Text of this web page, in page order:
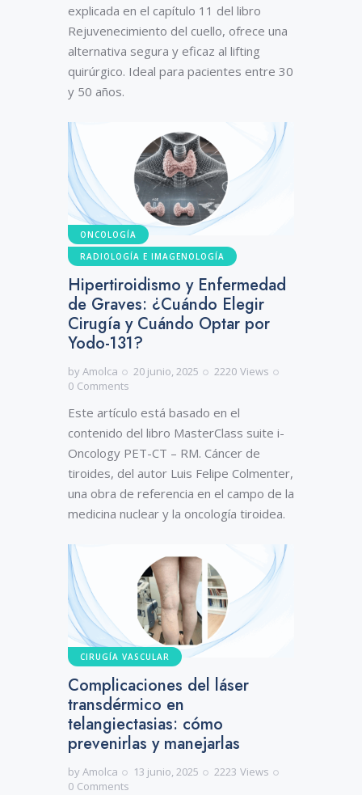
explicada en el capítulo 11 del libro
Rejuvenecimiento del cuello, ofrece una
alternativa segura y eficaz al lifting
quirúrgico. Ideal para pacientes entre 30
y 50 años.
ONCOLOGÍA
RADIOLOGÍA E IMAGENOLOGÍA
Hipertiroidismo y Enfermedad
de Graves: ¿Cuándo Elegir
Cirugía y Cuándo Optar por
Yodo-131?
byAmolca 20 junio, 2025 2220 Views
0 Comments
Este artículo está basado en el
contenido del libro MasterClass suite i-
Oncology PET-CT – RM. Cáncer de
tiroides, del autor Luis Felipe Colmenter,
una obra de referencia en el campo de la
medicina nuclear y la oncología tiroidea.
CIRUGÍA VASCULAR
Complicaciones del láser
transdérmico en
telangiectasias: cómo
prevenirlas y manejarlas
byAmolca 13 junio, 2025 2223 Views
0 Comments